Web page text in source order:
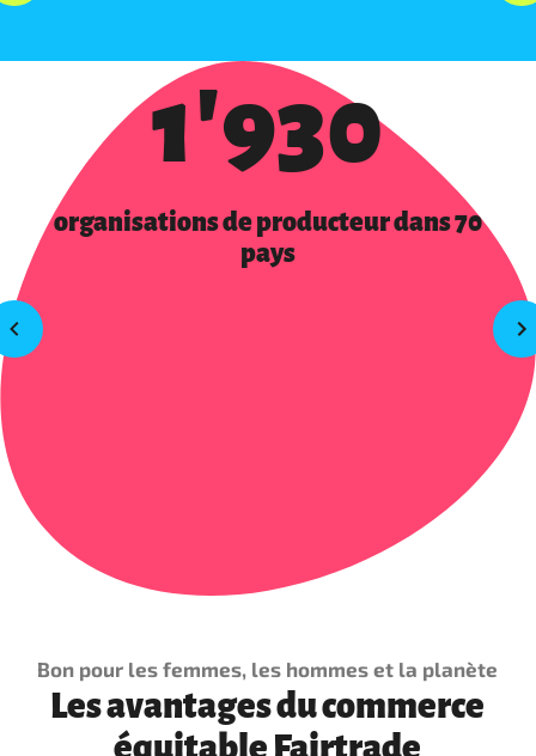
1'930
organisations de producteur dans 70
pays
Bon pour les femmes, les hommes et la planète
Les avantages du commerce
équitable Fairtrade